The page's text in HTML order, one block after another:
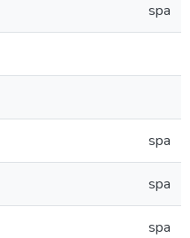
spa
spa
spa
spa